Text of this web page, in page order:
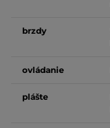
brzdy
ovládanie
plášte